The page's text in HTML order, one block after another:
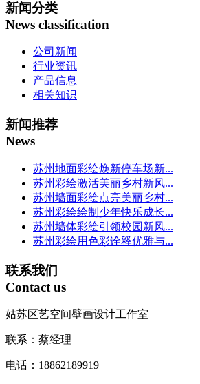
新闻分类
News classification
公司新闻
行业资讯
产品信息
相关知识
新闻推荐
News
苏州地面彩绘焕新停车场新...
苏州彩绘激活美丽乡村新风...
苏州墙面彩绘点亮美丽乡村...
苏州彩绘绘制少年快乐成长...
苏州墙体彩绘引领校园新风...
苏州彩绘用色彩诠释优雅与...
联系我们
Contact us
姑苏区艺空间壁画设计工作室
联系：蔡经理
电话：18862189919